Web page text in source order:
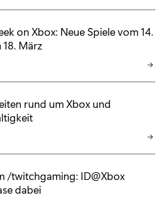
on Xbox: Neue Spiele vom 14.
18. März
rund um Xbox und
/twitchgaming: ID@Xbox
dabei